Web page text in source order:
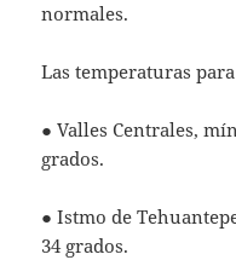
normales.
Las temperaturas
● Valles Centrales,
grados.
● Istmo de
34 grados.